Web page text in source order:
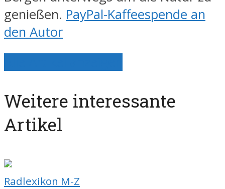
genießen. PayPal-Kaffeespende an
den Autor
Weitere interessante
Artikel
Radlexikon M-Z